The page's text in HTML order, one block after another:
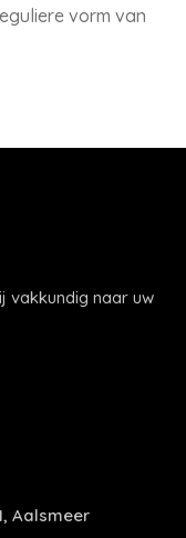
vorm van
vakkundig naar uw
Aalsmeer